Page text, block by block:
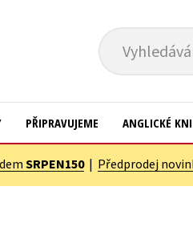
PŘIPRAVUJEME ANGLICKÉ
SRPEN150| Předprodej